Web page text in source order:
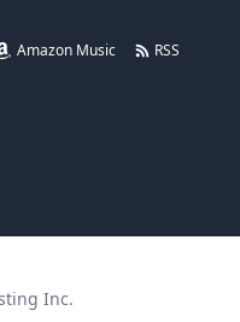
Amazon Music RSS
Inc.